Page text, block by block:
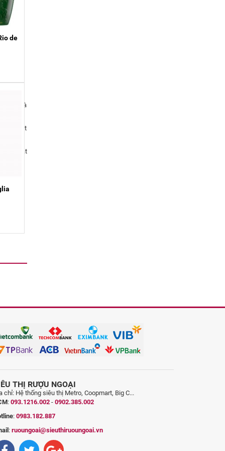
chai và
vị ngọt
mát
de
THỊ RƯỢU NGOẠI
chỉ: Hệ thống siêu thị Metro, Coopmart, Big C...
: 093.1216.002 - 0902.385.002
: 0983.182.887
: ruoungoai@sieuthiruoungoai.vn